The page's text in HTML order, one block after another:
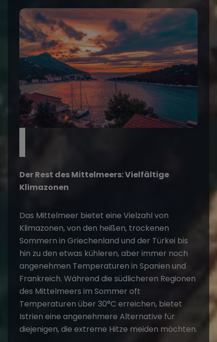
Der Rest des Mittelmeers: Vielfältige
Klimazonen
Das Mittelmeer bietet eine Vielzahl von
Klimazonen, von den heißen, trockenen
Sommern in Griechenland und der Türkei bis
hin zu den etwas kühleren, aber immer noch
angenehmen Temperaturen in Spanien und
Frankreich. Während die südlicheren Regionen
des Mittelmeers im Sommer oft
Temperaturen über 30°C erreichen, bietet
Istrien eine angenehmere Alternative für
diejenigen, die extreme Hitze meiden möchten.